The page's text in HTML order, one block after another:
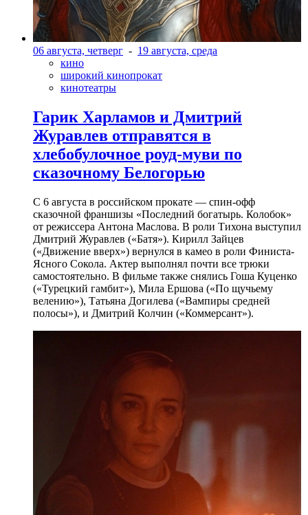
06 августа, четверг - 19 августа, среда
кино
широкий кинопрокат
кинотеатры
Гарик Харламов и Дмитрий
Журавлев отправятся в
хлебобулочное роуд-муви по
сказочному Белогорью
С 6 августа в российском прокате — спин-офф
сказочной франшизы «Последний богатырь. Колобок»
от режиссера Антона Маслова. В роли Тихона выступил
Дмитрий Журавлев («Батя»). Кирилл Зайцев
(«Движение вверх») вернулся в камео в роли Финиста-
Ясного Сокола. Актер выполнял почти все трюки
самостоятельно. В фильме также снялись Гоша Куценко
(«Турецкий гамбит»), Мила Ершова («По щучьему
велению»), Татьяна Догилева («Вампиры средней
полосы»), и Дмитрий Колчин («Коммерсант»).